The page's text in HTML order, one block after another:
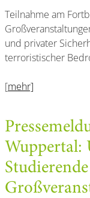
Teilnahme am
und privater
terroristischer
[mehr]
Wuppertal: